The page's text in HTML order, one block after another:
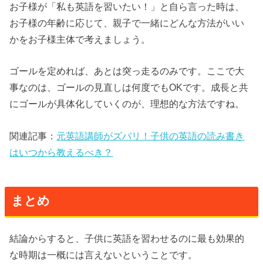
お子様が「私も英語を習いたい！」と自ら言った時は、
お子様の年齢に応じて、親子で一緒にどんな方法がいい
かをお子様主体で考えましょう。
ゴールを定めれば、あとは突っ走るのみです。ここで大
事なのは、ゴールの見直しは何度でもOKです。成長と共
にゴールが具体化していくのが、理想的な方法ですね。
関連記事： 元英語講師がズバリ！子供の英語の読み書き
はいつから教えるべき？
まとめ
結論からすると、子供に英語を習わせるのに最も効果的
な時期は一概には言えないということです。